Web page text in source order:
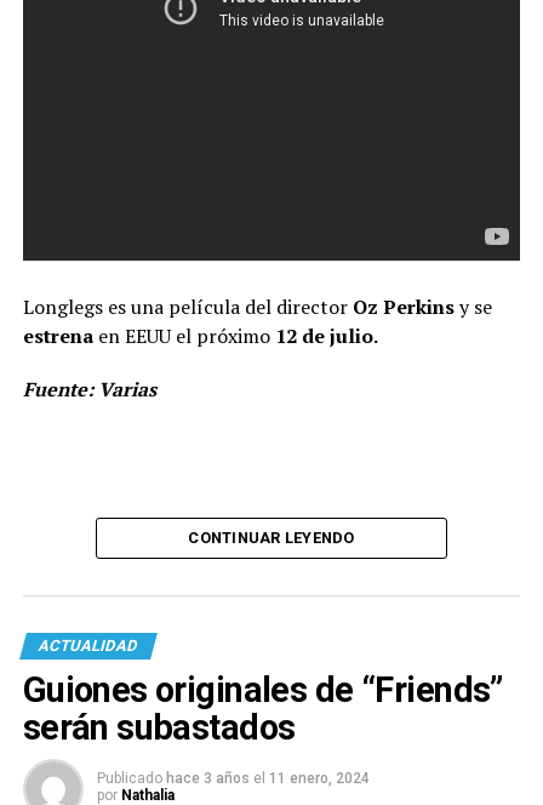
Longlegs es una película del director Oz Perkinsy se
estrenaen EEUU el próximo12 de julio.
Fuente: Varias
CONTINUAR LEYENDO
ACTUALIDAD
Guiones originales de “Friends”
serán subastados
Publicado hace 3 años el 11 enero, 2024
por Nathalia